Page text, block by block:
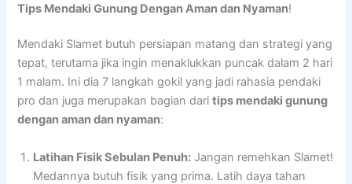
Tips Mendaki Gunung Dengan Aman dan Nyaman!
Mendaki Slamet butuh persiapan matang dan strategi yang
tepat, terutama jika ingin menaklukkan puncak dalam 2 hari
1 malam. Ini dia 7 langkah gokil yang jadi rahasia pendaki
pro dan juga merupakan bagian daritips mendaki gunung
dengan aman dan nyaman:
Latihan Fisik Sebulan Penuh: Jangan remehkan Slamet!
Medannya butuh fisik yang prima. Latih daya tahan